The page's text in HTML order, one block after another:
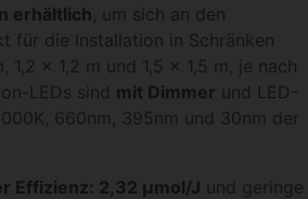
erhältlich , um sich an den
für die Installation in Schränken
x 1,2 m und 1,5 x 1,5 m, je nach
LEDs sind mit Dimmer und LED-
660nm, 395nm und 30nm der
Effizienz: 2,32 μmol/J und geringe